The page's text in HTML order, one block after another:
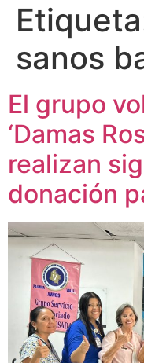
sanos
El grupo
‘Damas
realizan
donación